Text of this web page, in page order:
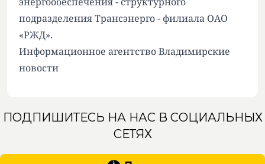
подразделения Трансэнерго - филиала ОАО
«РЖД».
Информационное агентство Владимирские
новости
ПОДПИШИТЕСЬ НА НАС В СОЦИАЛЬНЫХ
СЕТЯХ